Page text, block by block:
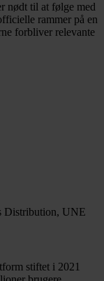
nødt til at følge med
rammer på en
forbliver relevante
Distribution, UNE
stiftet i 2021